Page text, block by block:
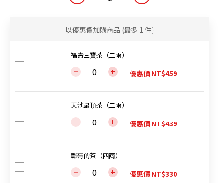
以優惠價加購商品 (最多 1 件)
福壽三寶茶（二兩）
優惠價 NT$459
天池最頂茶（二兩）
優惠價 NT$439
彰哥的茶（四兩）
優惠價 NT$330